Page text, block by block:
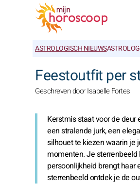
ASTROLOGISCH NIEUWS
Feestoutfit per
Geschreven door Isabelle Fortes
Kerstmis staat voor de
een stralende jurk, een
silhouet te kiezen waarin je
momenten. Je
persoonlijkheid brengt haar
sterrenbeeld ontdek je de